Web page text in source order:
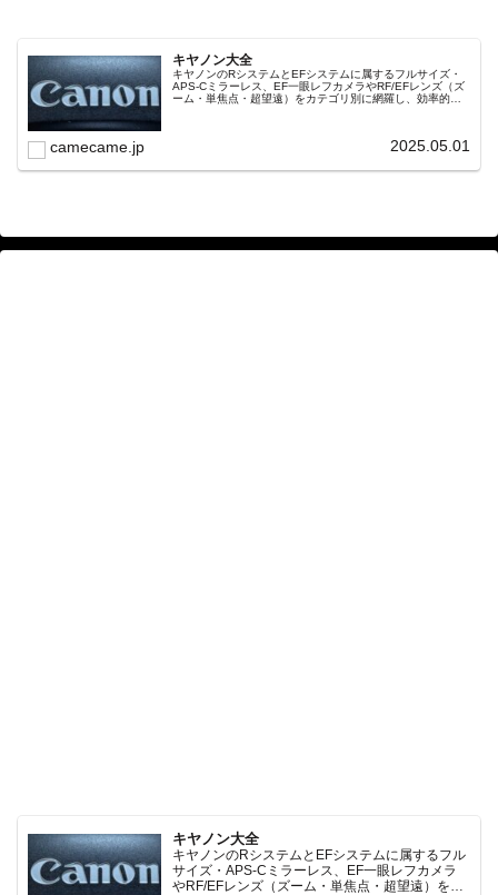
キヤノン大全
キヤノンのRシステムとEFシステムに属するフルサイズ・
APS-Cミラーレス、EF一眼レフカメラやRF/EFレンズ（ズ
ーム・単焦点・超望遠）をカテゴリ別に網羅し、効率的に
camecame.jp 2025.05.01
キヤノン大全
キヤノンのRシステムとEFシステムに属するフル
サイズ・APS-Cミラーレス、EF一眼レフカメラ
やRF/EFレンズ（ズーム・単焦点・超望遠）をカ